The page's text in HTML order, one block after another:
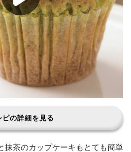
ピの詳細を見る
抹茶のカップケーキもとても簡単